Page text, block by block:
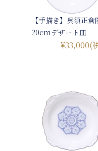
【手描き】呉須正
20cmデザート皿
¥33,000(